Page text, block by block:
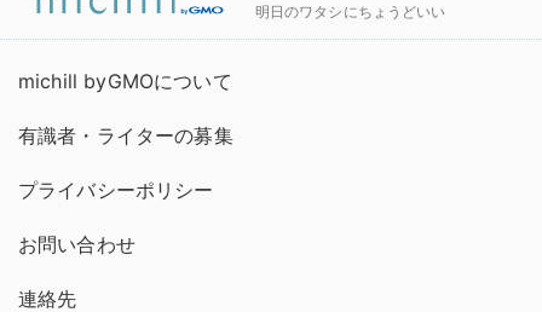
明日のワタシにちょうどいい
michill byGMOについて
有識者・ライターの募集
プライバシーポリシー
お問い合わせ
連絡先